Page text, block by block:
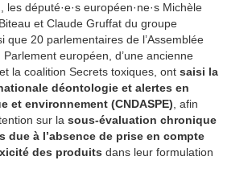
les député·e·s européen·ne·s Michèle
et Claude Gruffat du groupe
que 20 parlementaires de l’Assemblée
européen, d’une ancienne
la coalition Secrets toxiques, ont saisi la
déontologie et alertes en
et environnement (CNDASPE), afin
sur la sous-évaluation chronique
due à l’absence de prise en compte
des produits dans leur formulation